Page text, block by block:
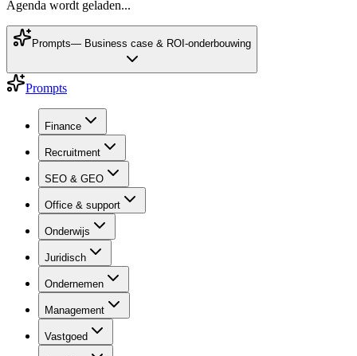
Agenda wordt geladen...
Prompts— Business case & ROI-onderbouwing
Prompts
Finance
Recruitment
SEO & GEO
Office & support
Onderwijs
Juridisch
Ondernemen
Management
Vastgoed